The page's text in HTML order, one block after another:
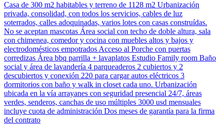
Casa de 300 m2 habitables y terreno de 1128 m2 Urbanización
privada, consolidad, con todos los servicios, cables de luz
soterrados, calles adoquinadas, varios lotes con casas construídas.
No se aceptan mascotas Área social con techo de doble altura, sala
con chimenea, comedor y cocina con muebles altos y bajos y
electrodomésticos empotrados Acceso al Porche con puertas
corredizas Área bbq parrilla + lavaplatos Estudio Family room Baño
social y área de lavandería 4 parqueaderos 2 cubiertos y 2
descubiertos y conexión 220 para cargar autos eléctricos 3
dormitorios con baño y walk in closet cada uno. Urbanización
ubicada en la vía arrayanes con seguridad presencial 24/7, áreas
verdes, senderos, canchas de uso múltiples 3000 usd mensuales
incluye cuota de administración Dos meses de garantía para la firma
del contrato